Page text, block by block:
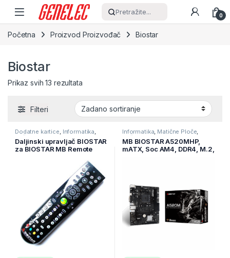
Skip to navigation
Skip to content
Pretražite... 0
Početna Proizvod Proizvođač Biostar
Biostar
Prikaz svih 13 rezultata
Filteri
Dodatne kartice, Informatika,
Računarske Komponente
Daljinski upravljač BIOSTAR
za BIOSTAR MB Remote
Informatika, Matične Ploče,
Računarske Komponente
MB BIOSTAR A520MHP,
mATX, Soc AM4, DDR4, M.2,